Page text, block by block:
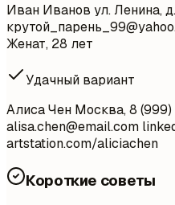
Иван Иванов ул. Ленина,
крутой_парень
Женат, 28 лет
Удачный вариант
Алиса Чен Москва, 8
alisa.chen@email.com
artstation.com/aliciachen
Короткие советы